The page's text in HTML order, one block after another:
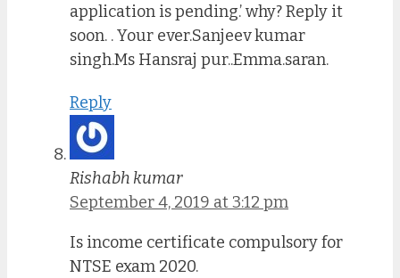
application is pending.’ why? Reply it
soon. . Your ever.Sanjeev kumar
singh.Ms Hansraj pur..Emma.saran.
Reply
Rishabh kumar
September 4, 2019 at 3:12 pm
Is income certificate compulsory for
NTSE exam 2020.